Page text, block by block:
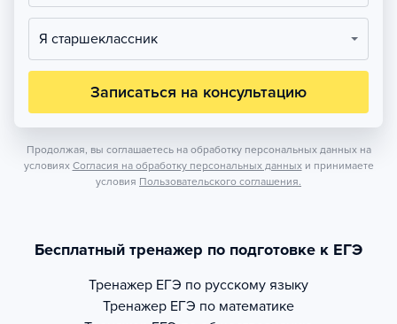
Я старшеклассник
Записаться на консультацию
Продолжая, вы соглашаетесь на обработку персональных данных на
условиях Согласия на обработку персональных данных и принимаете
условия Пользовательского соглашения.
Бесплатный тренажер по подготовке к ЕГЭ
Тренажер ЕГЭ по русскому языку
Тренажер ЕГЭ по математике